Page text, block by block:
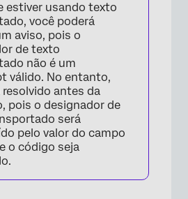
estiver usando texto
você poderá
aviso, pois o
de texto
não é um
válido. No entanto,
resolvido antes da
pois o designador de
será
pelo valor do campo
o código seja